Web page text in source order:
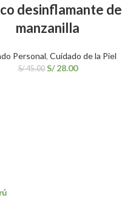
desinflamante de
manzanilla
Personal, Cuidado de la Piel
S/45.00 S/28.00